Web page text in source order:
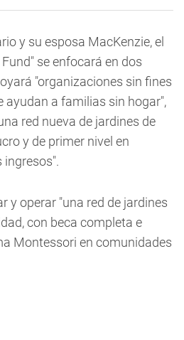
y su esposa MacKenzie, el
se enfocará en dos
"organizaciones sin fines
ayudan a familias sin hogar",
red nueva de jardines de
y de primer nivel en
ingresos".
y operar "una red de jardines
con beca completa e
Montessori en comunidades